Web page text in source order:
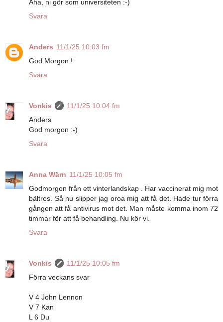
Aha, ni gör som universiteten :-)
Svara
Anders 11/1/25 10:03 fm
God Morgon !
Svara
Vonkis
11/1/25 10:04 fm
Anders
God morgon :-)
Svara
Anna Wärn 11/1/25 10:05 fm
Godmorgon från ett vinterlandskap . Har vaccinerat mig mot
bältros. Så nu slipper jag oroa mig att få det. Hade tur förra
gången att få antivirus mot det. Man måste komma inom 72
timmar för att få behandling. Nu kör vi.
Svara
Vonkis
11/1/25 10:05 fm
Förra veckans svar
V 4 John Lennon
V 7 Kan
L 6 Du